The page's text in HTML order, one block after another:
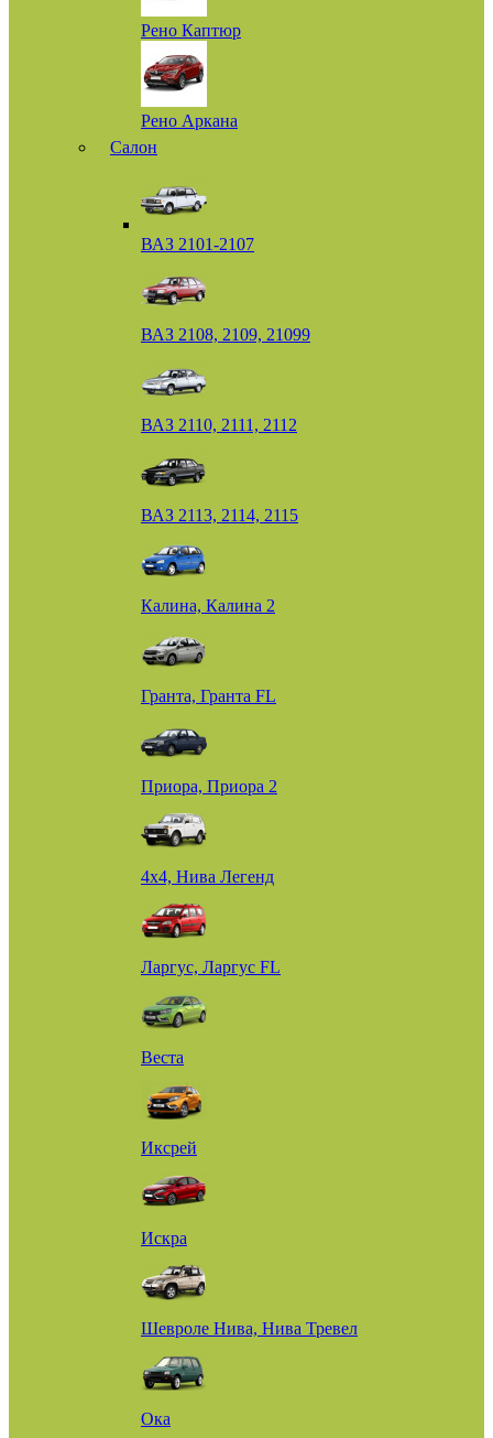
Рено Каптюр
Рено Аркана
Салон
ВАЗ 2101-2107
ВАЗ 2108, 2109, 21099
ВАЗ 2110, 2111, 2112
ВАЗ 2113, 2114, 2115
Калина, Калина 2
Гранта, Гранта FL
Приора, Приора 2
4х4, Нива Легенд
Ларгус, Ларгус FL
Веста
Иксрей
Искра
Шевроле Нива, Нива Тревел
Ока